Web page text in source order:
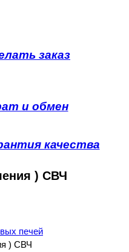
заказ
и обмен
качества
) СВЧ
печей
) СВЧ